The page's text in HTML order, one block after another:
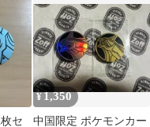
セ
¥1,350
中国限定 ポケモンカー